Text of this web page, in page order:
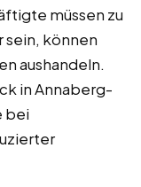
müssen zu
können
aushandeln.
in Annaberg-
bei